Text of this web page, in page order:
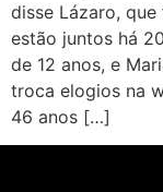
disse Lázaro, que
estão juntos há
de 12 anos, e
troca elogios na
46 anos […]